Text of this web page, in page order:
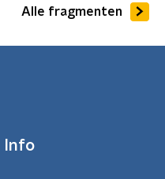
Alle fragmenten
Info